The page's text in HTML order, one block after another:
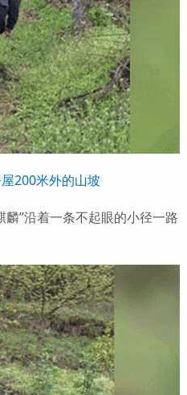
200米外的山坡
”沿着一条不起眼的小径一路